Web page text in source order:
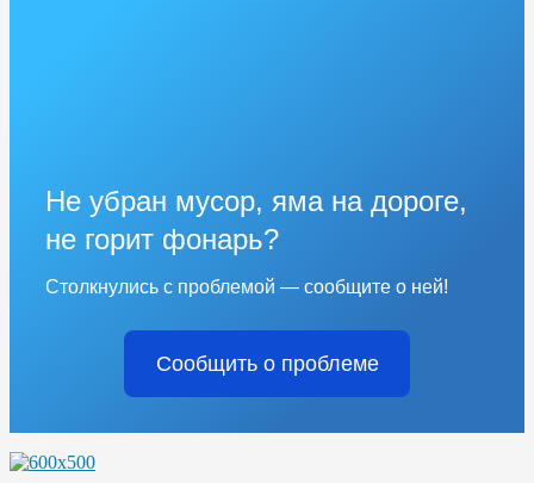
Не убран мусор, яма на дороге,
не горит фонарь?
Столкнулись с проблемой — сообщите о ней!
Сообщить о проблеме